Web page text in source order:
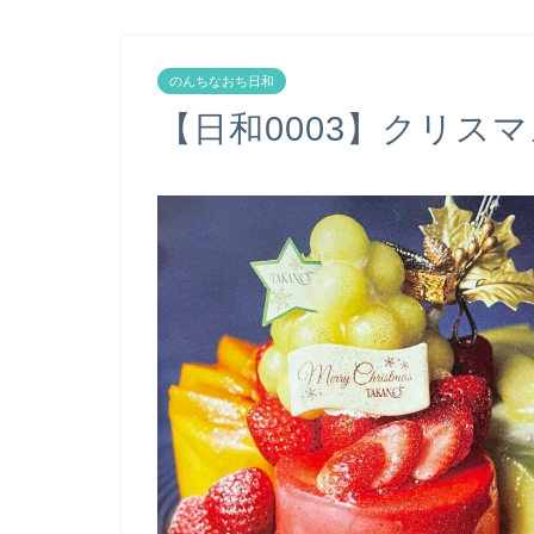
のんちなおち日和
【日和0003】クリス